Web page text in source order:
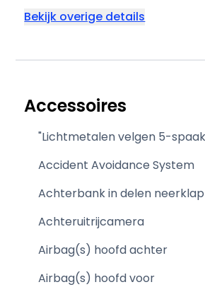
Bekijk overige details
Accessoires
"Lichtmetalen velgen 5-
Accident Avoidance System
Achterbank in delen
Achteruitrijcamera
Airbag(s) hoofd achter
Airbag(s) hoofd voor